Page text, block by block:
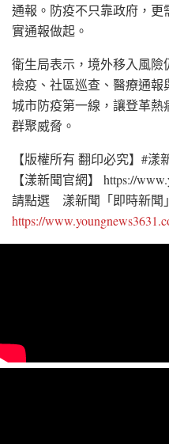
通報。防疫不只靠政府，
實通報做起。
衛生局表示，境外移入風
檢疫、社區巡查、醫療通
城市防疫第一線，讓登革
群聚威脅。
【版權所有 翻印必究】#
【漾新聞官網】 https://
請點選 漾新聞「即時新
https://